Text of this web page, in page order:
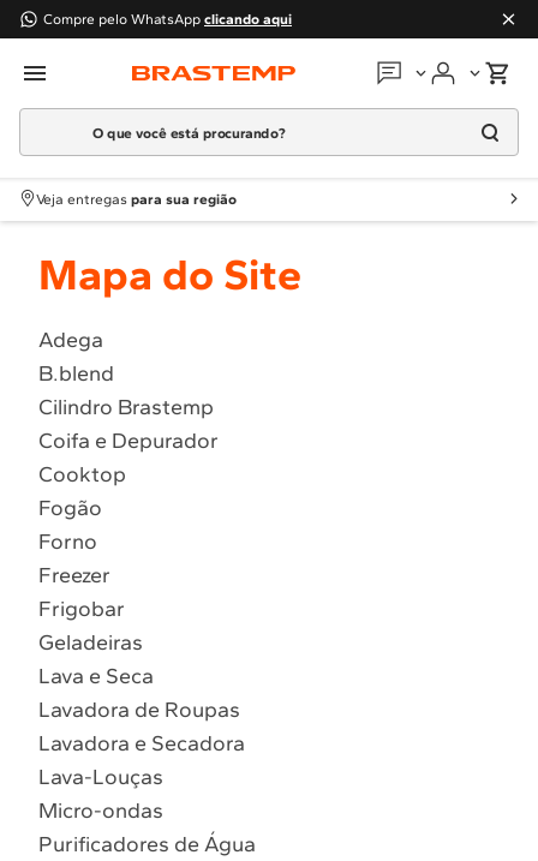
Compre pelo WhatsApp clicando aqui
Em que podemos
Atendimento Brastemp
Localizar assistência técnica
O que você está procurando?
Termos mais buscados
1º Geladeira
2
Fogao
4 º Lava Louça
5 º Cooktop
6º Microondas Brastemp
7º Forno
8º Embutir
9º Combos
Veja entregas para sua região
Mapa do Site
Adega
B.blend
Cilindro Brastemp
Coifa e Depurador
Cooktop
Fogão
Forno
Freezer
Frigobar
Geladeiras
Lava e Seca
Lavadora de Roupas
Lavadora e Secadora
Lava-Louças
Micro-ondas
Purificadores de Água